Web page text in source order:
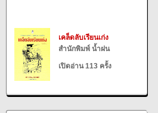
เคล็ดลับเรียนเก่ง
สำนักพิมพ์ น้ำฝน
เปิดอ่าน 113 ครั้ง